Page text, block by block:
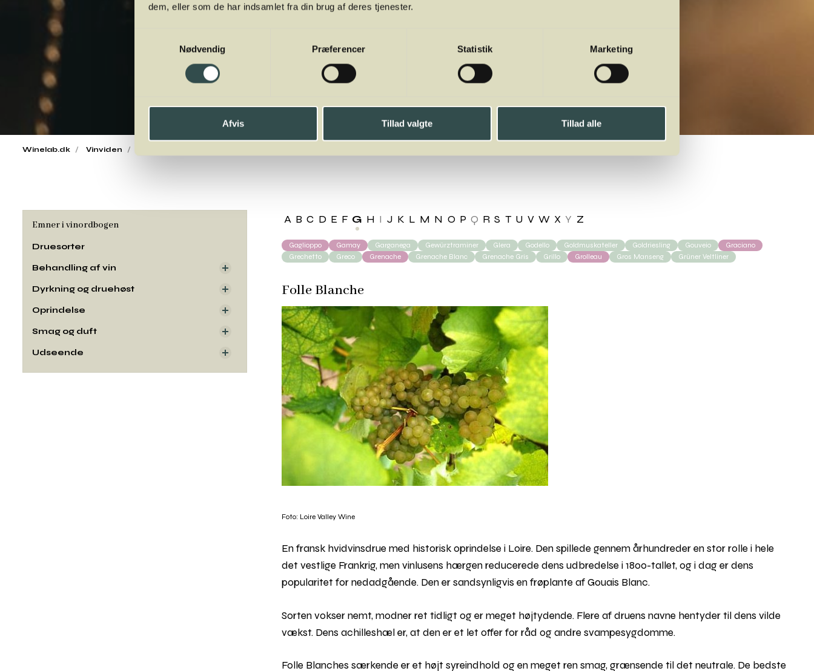
dem, eller som de har indsamlet fra din brug af deres tjenester.
Nødvendig
Præferencer Statistik Marketing
Afvis Tillad valgte Tillad alle
Winelab.dk Vinviden
A B C D E F G H I J K L M N O P Q R S T U V W X Y Z
Gaglioppo Gamay Garganega Gewürztraminer Glera Godello Goldmuskateller Goldriesling Gouveio
Graciano
Grechetto
Greco Grenache Grenache Blanc Grenache Gris Grillo Grolleau Gros Manseng Grüner Veltliner
Folle Blanche
Foto: Loire Valley Wine
En fransk hvidvinsdrue med historisk oprindelse i Loire. Den spillede gennem århundreder en stor rolle i hele
det vestlige Frankrig, men vinlusens hærgen reducerede dens udbredelse i 1800-tallet, og i dag er dens
popularitet for nedadgående. Den er sandsynligvis en frøplante af Gouais Blanc.
Sorten vokser nemt, modner ret tidligt og er meget højtydende. Flere af druens navne hentyder til dens vilde
vækst. Dens achilleshæl er, at den er et let offer for råd og andre svampesygdomme.
Folle Blanches særkende er et højt syreindhold og en meget ren smag, grænsende til det neutrale. De bedste
Emner i vinordbogen
Druesorter
Behandling af vin
Dyrkning og druehøst
Oprindelse
Smag og duft
Udseende